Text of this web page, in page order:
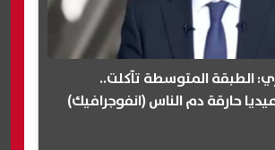
الطبقة المتوسطة تآكلت..
حارقة دم الناس (انفوجرافيك)